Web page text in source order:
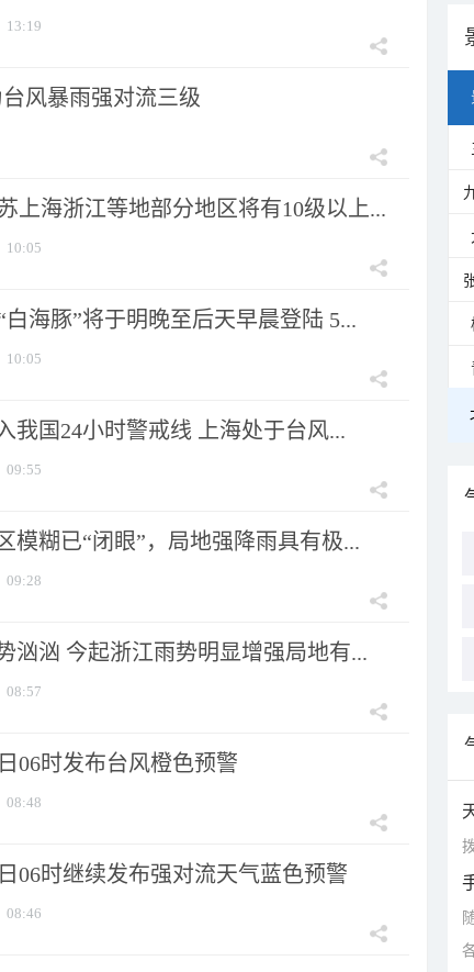
13:19
风暴雨强对流三级
上海浙江等地部分地区将有10级以上...
10:05
海豚”将于明晚至后天早晨登陆 5...
10:05
我国24小时警戒线 上海处于台风...
09:55
模糊已“闭眼”，局地强降雨具有极...
09:28
汹汹 今起浙江雨势明显增强局地有...
08:57
06时发布台风橙色预警
08:48
06时继续发布强对流天气蓝色预警
08:46